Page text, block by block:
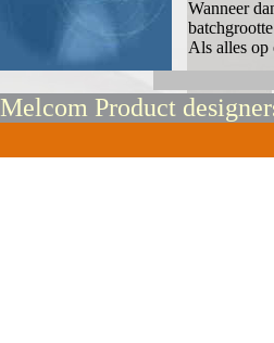
Wanneer
Als alles op
Melcom Product